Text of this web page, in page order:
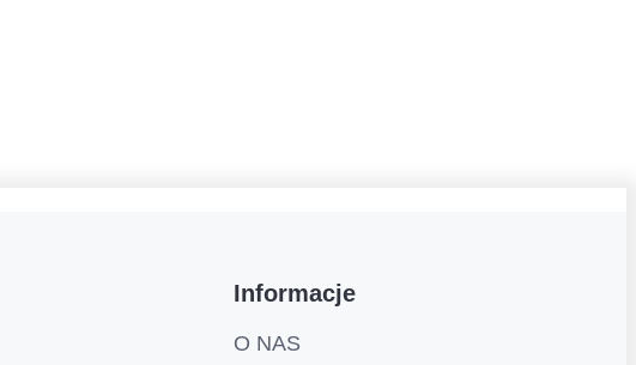
Informacje
O NAS